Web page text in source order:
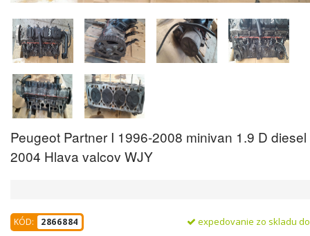
Peugeot Partner I 1996-2008 minivan 1.9 D
2004 Hlava valcov WJY
KÓD: 2866884 expedovanie zo skladu